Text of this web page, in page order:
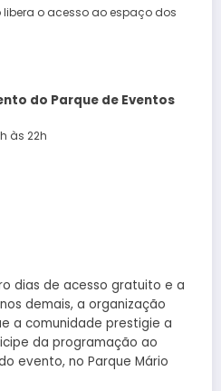
o acesso ao espaço dos
do Parque de Eventos
às 22h
dias de acesso gratuito e a
demais, a organização
a comunidade prestigie a
da programação ao
evento, no Parque Mário